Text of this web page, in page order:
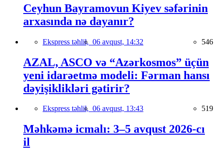
Ceyhun Bayramovun Kiyev səfərinin
arxasında nə dayanır?
Ekspress təhlil, 06 avqust, 14:32 546
AZAL, ASCO və “Azərkosmos” üçün
yeni idarəetmə modeli: Fərman hansı
dəyişiklikləri gətirir?
Ekspress təhlil, 06 avqust, 13:43 519
Məhkəmə icmalı: 3–5 avqust 2026-cı
il